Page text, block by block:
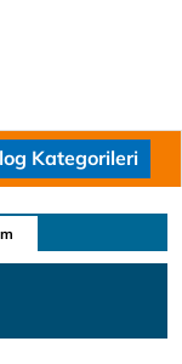
Kategorileri